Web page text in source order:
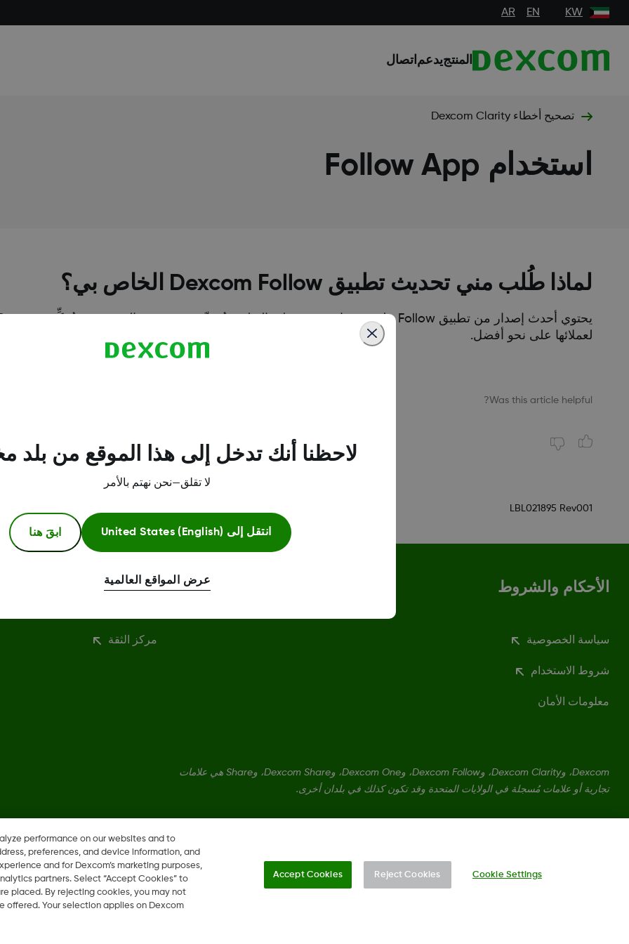
KW
EN
AR
المنتجيدعم اتصال
تصحيح أخطاء Dexcom Clarity
استخدام Follow App
لماذا طُلب مني تحديث تطبيق Dexcom Follow الخاص بي؟
لعملائها على نحو أفضل.
Was this article helpful?
LBL021895 Rev001
الأحكام والشروط
سياسة الخصوصية
شروط الاستخدام
معلومات الأمان
معلومات اكثر
مركز الثقة
Dexcom، وDexcom Clarity، وDexcom Follow، وDexcom One، وDexcom Share، وShare هي علامات
تجارية أو علامات مُسجلة في الولايات المتحدة وقد تكون كذلك في بلدان أخرى.
performance on our websites and to
preferences, and device information, and
and for Dexcom’s marketing purposes,
partners. Select “Accept Cookies” to
placed. By rejecting cookies, you may not
Your selection applies on Dexcom
Cookie Settings
Reject Cookies
Accept Cookies
لاحظنا أنك تدخل إلى هذا الموقع من بلد
لا تقلق—نحن نهتم بالأمر
انتقل إلى United States (English) ابقَ هنا
عرض المواقع العالمية